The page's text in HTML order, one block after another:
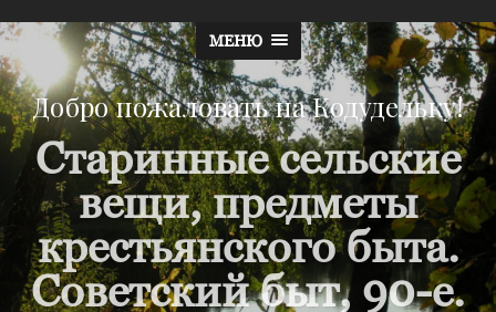
МЕНЮ
Добро пожаловать на Кодудельку!
Старинные сельские
вещи, предметы
крестьянского быта.
Советский быт, 90-е.